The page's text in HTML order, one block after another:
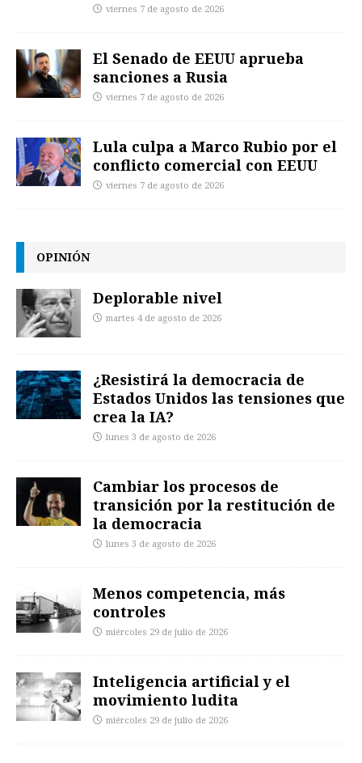
viernes 7 de agosto de 2026
El Senado de EEUU aprueba
sanciones a Rusia
viernes 7 de agosto de 2026
Lula culpa a Marco Rubio por el
conflicto comercial con EEUU
viernes 7 de agosto de 2026
OPINIÓN
Deplorable nivel
martes 4 de agosto de 2026
¿Resistirá la democracia de
Estados Unidos las tensiones que
crea la IA?
lunes 3 de agosto de 2026
Cambiar los procesos de
transición por la restitución de
la democracia
lunes 3 de agosto de 2026
Menos competencia, más
controles
miércoles 29 de julio de 2026
Inteligencia artificial y el
movimiento ludita
miércoles 29 de julio de 2026